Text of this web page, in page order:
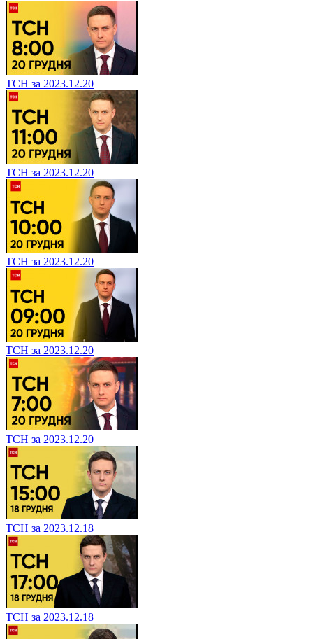
ТСН за 2023.12.20
ТСН за 2023.12.20
ТСН за 2023.12.20
ТСН за 2023.12.20
ТСН за 2023.12.20
ТСН за 2023.12.18
ТСН за 2023.12.18